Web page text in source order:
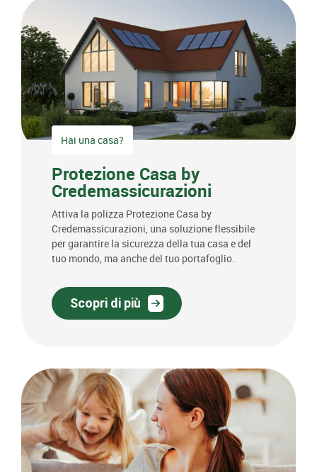
Hai una casa?
Protezione Casa by
Credemassicurazioni
Attiva la polizza Protezione Casa by
Credemassicurazioni, una soluzione flessibile
per garantire la sicurezza della tua casa e del
tuo mondo, ma anche del tuo portafoglio.
Scopri di più